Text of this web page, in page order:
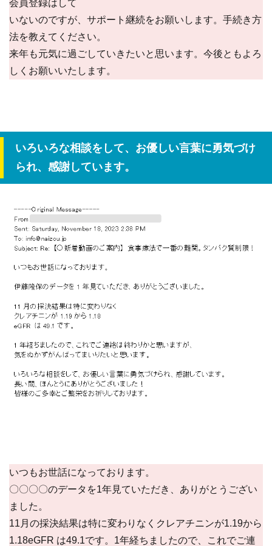
会員登録はして
いないのですが、サポート継続をお願いします。手続き方
法を教えてください。
来年も元気に過ごしていきたいと思います。今後ともよろ
しくお願いいたします。
いろいろな相談をして、お優しい言葉に勇気づけ
られ、感謝しています。
いつもお世話になっております。
〇〇〇〇のデータを1年見ていただき、ありがとうござい
ました。
11月の採決結果は特に変わりなくクレアチニンが1.19から
1.18eGFR は49.1です。1年経ちましたので、これでご連